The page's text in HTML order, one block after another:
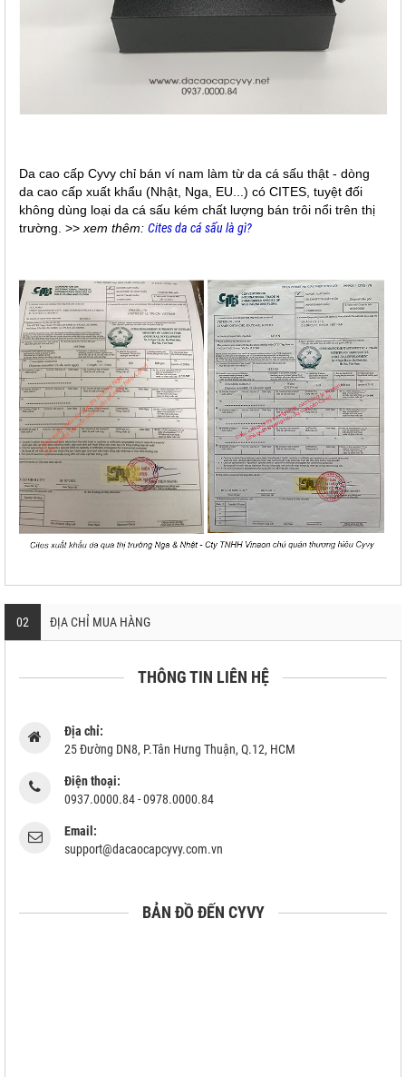
Da cao cấp Cyvy chỉ bán ví nam làm từ da cá sấu thật - dòng
da cao cấp xuất khẩu (Nhật, Nga, EU...) có CITES, tuyệt đối
không dùng loại da cá sấu kém chất lượng bán trôi nổi trên thị
trường. >> xem thêm: Cites da cá sấu là gì?
02 ĐỊA CHỈ MUA HÀNG
THÔNG TIN LIÊN HỆ
Địa chỉ:
25 Đường DN8, P.Tân Hưng Thuận, Q.12, HCM
Điện thoại:
0937.0000.84 - 0978.0000.84
Email:
support@dacaocapcyvy.com.vn
BẢN ĐỒ ĐẾN CYVY